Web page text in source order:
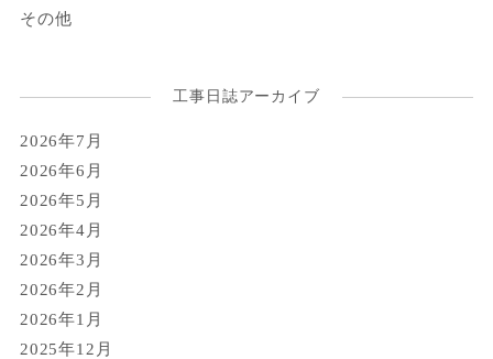
その他
工事日誌アーカイブ
2026年7月
2026年6月
2026年5月
2026年4月
2026年3月
2026年2月
2026年1月
2025年12月